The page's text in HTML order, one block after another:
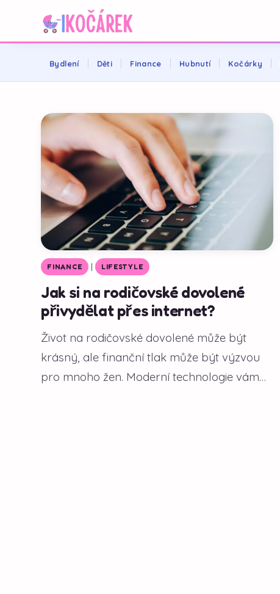
Bydlení Děti Finance Hubnutí Kočárky
Jak si na rodičovské dovolené
přivydělat přes internet?
Život na rodičovské dovolené může být
krásný, ale finanční tlak může být výzvou
pro mnoho žen. Moderní technologie vám
FINANCE | LIFESTYLE